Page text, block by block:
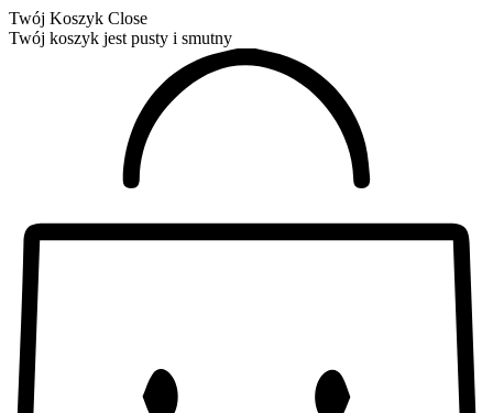
Twój Koszyk Close
Twój koszyk jest pusty i smutny